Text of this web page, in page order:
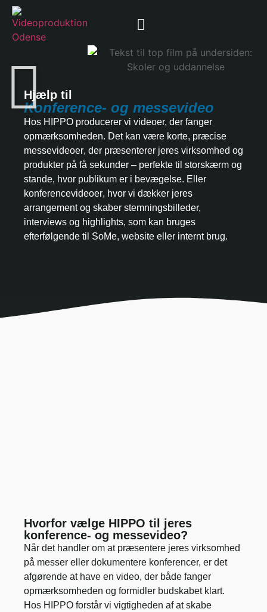
Hjælp til
Konference- og messevideo
Hos HIPPO producerer vi videoer, der fanger
opmærksomheden. Det kan være korte, præcise
messevideoer, der præsenterer jeres virksomhed og
produkter på få sekunder – perfekte til storskærm og
stande, hvor publikum er i bevægelse. Eller
konferencevideoer, hvor vi dækker jeres
arrangement og skaber stemningsbilleder,
interviews og highlights, som kan bruges
efterfølgende til SoMe, website eller internt brug.
Hvorfor vælge HIPPO til jeres
konference- og messevideo?
Når det handler om at præsentere jeres virksomhed
på messer eller dokumentere konferencer, er det
afgørende at have en video, der både fanger
opmærksomheden og formidler budskabet klart.
Hos HIPPO forstår vi vigtigheden af at skabe